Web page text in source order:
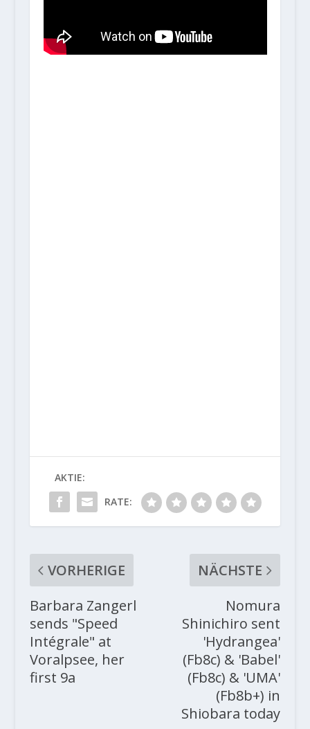
AKTIE:
RATE:
VORHERIGE
Barbara Zangerl
sends "Speed
Intégrale" at
Voralpsee, her
first 9a
NÄCHSTE
Nomura
Shinichiro sent
'Hydrangea'
(Fb8c) & 'Babel'
(Fb8c) & 'UMA'
(Fb8b+) in
Shiobara today